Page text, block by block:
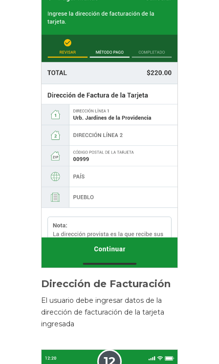
Dirección de Facturación
El usuario debe ingresar datos de la
dirección de facturación de la tarjeta
ingresada